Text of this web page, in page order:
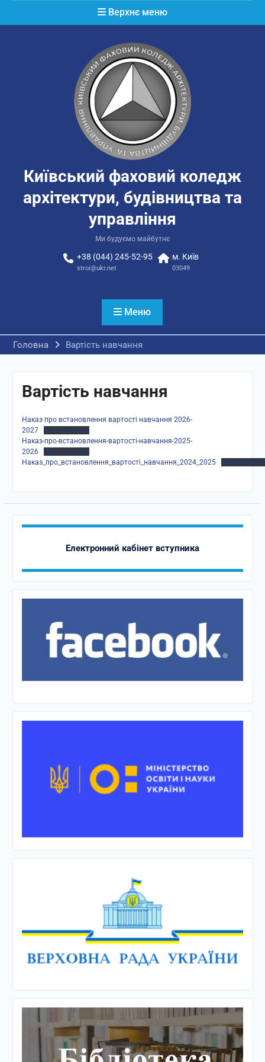
Верхнє меню
Київський фаховий коледж
архітектури, будівництва та
управління
Ми будуємо майбутнє
+38 (044) 245-52-95
stroi@ukr.net
м. Київ
03049
Меню
Головна Вартість навчання
Вартість навчання
Наказ про встановлення вартості навчання 2026-
2027
Завантажити
Наказ-про-встановлення-вартості-навчання-2025-
2026
Завантажити
Наказ_про_встановлення_вартості_навчання_2024_2025
Електронний кабінет вступника